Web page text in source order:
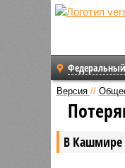
Версия //
В Кашмире